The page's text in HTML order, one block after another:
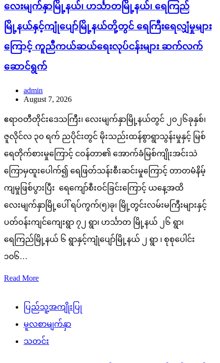
လေးမျက်နှာမြို့နယ်၊ ဟင်္သာတမြို့နယ်၊ ရေကြည်
မြို့နယ်နှင့်ကျုံပျော်မြို့နယ်တို့တွင် ရေကြီးရေလျှံမှုများ
ကြောင့် ကူညီကယ်ဆယ်ရေးလုပ်ငန်းများ ဆက်လက်
ဆောင်ရွက်
admin
August 7, 2026
ဧရာဝတီတိုင်းဒေသကြီး၊ လေးမျက်နှာမြို့နယ်တွင် ၂၀၂၆ခုနှစ်၊
ဇူလိုင်လ ၃၀ ရက် ညပိုင်းတွင် မိုးသည်းထန်စွာရွာသွန်းမှုနှင့် မြစ်
ရေတိုက်စားမှုကြောင့် ငဝန်တာ၏ အောက်ခံမြစ်ကျိုးအင်းသဲ
ကြောမှထူးပေါက်၍ ရေဖြတ်သန်းစီးဆင်းမှုကြောင့် တာတမံနိမ့်
ကျမှုဖြစ်ပွားပြီး ရေကျော်စီးဝင်ခြင်းကြောင့် ယနေ့အထိ
လေးမျက်နှာမြို့ပေါ် ရပ်ကွက်(၅)ခု၊ မြို့တွင်းလမ်းမကြီးများနှင့်
ပတ်ဝန်းကျင်ကျေးရွာ ၇၂ ရွာ၊ ဟင်္သာတ မြို့နယ် ၂၆ ရွာ၊
ရေကြည်မြို့နယ် ၆ ရွာနှင့်ကျုံပျော်မြို့နယ် ၂ ရွာ ၊ စုစုပေါင်း
၁၀၆…
Read More
ပြည်သူ့အကျိုးပြု
မူလစာမျက်နှာ
သတင်း